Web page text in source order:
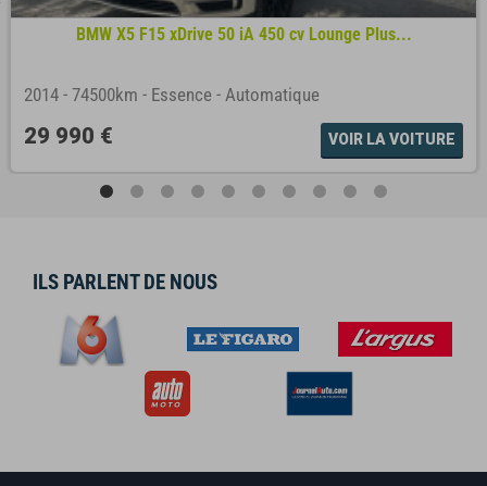
BMW X5 F15 xDrive 50 iA 450 cv Lounge Plus...
2014 - 74500km - Essence - Automatique
29 990 € VOIR LA VOITURE
ILS PARLENT DE NOUS